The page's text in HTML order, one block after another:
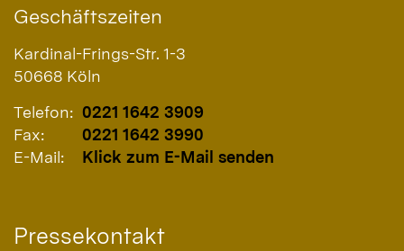
Geschäftszeiten
Kardinal-Frings-Str. 1-3
50668 Köln
Telefon: 0221 1642 3909
Fax:
0221 1642 3990
E-Mail:
Klick zum E-Mail senden
Pressekontakt